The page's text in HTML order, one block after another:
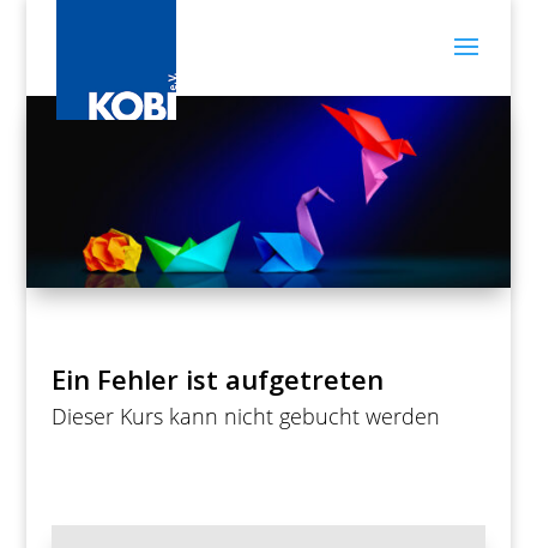
Ein Fehler ist aufgetreten
Dieser Kurs kann nicht gebucht werden